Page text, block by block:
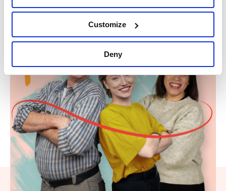
Customize
Deny